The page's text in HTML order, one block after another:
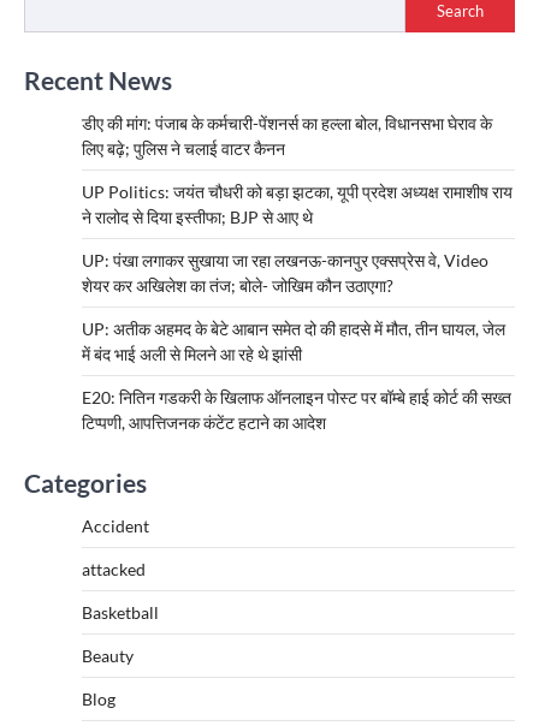
Search
Recent News
डीए की मांग: पंजाब के कर्मचारी-पेंशनर्स का हल्ला बोल, विधानसभा घेराव के
लिए बढ़े; पुलिस ने चलाई वाटर कैनन
UP Politics: जयंत चौधरी को बड़ा झटका, यूपी प्रदेश अध्यक्ष रामाशीष राय
ने रालोद से दिया इस्तीफा; BJP से आए थे
UP: पंखा लगाकर सुखाया जा रहा लखनऊ-कानपुर एक्सप्रेस वे, Video
शेयर कर अखिलेश का तंज; बोले- जोखिम कौन उठाएगा?
UP: अतीक अहमद के बेटे आबान समेत दो की हादसे में मौत, तीन घायल, जेल
में बंद भाई अली से मिलने आ रहे थे झांसी
E20: नितिन गडकरी के खिलाफ ऑनलाइन पोस्ट पर बॉम्बे हाई कोर्ट की सख्त
टिप्पणी, आपत्तिजनक कंटेंट हटाने का आदेश
Categories
Accident
attacked
Basketball
Beauty
Blog